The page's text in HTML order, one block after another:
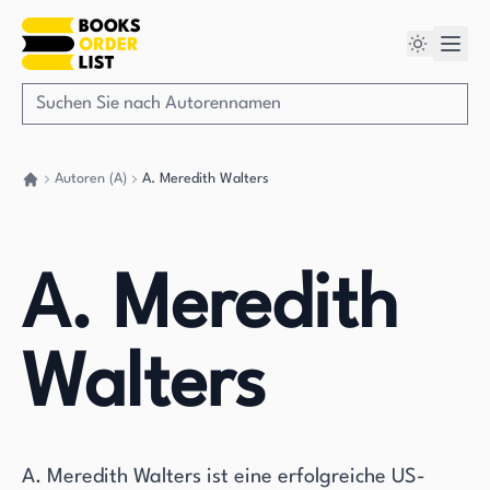
Autoren (A) A. Meredith Walters
A. Meredith
Walters
A. Meredith Walters ist eine erfolgreiche US-